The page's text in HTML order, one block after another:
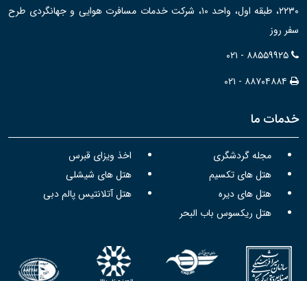
۲۲۳۰، طبقه اول، واحد ۱۰، شرکت خدمات مسافرت هوایی و جهانگردی طرح
سفر روز
۰۲۱ - ۸۸۵۵۹۹۲۵
۰۲۱ - ۸۸۷۰۴۸۸۴
خدمات ما
مجله گردشگری
اخذ ویزای قبرس
هتل های تکسیم
هتل های شیشلی
هتل های دیره
هتل آتلانتیس پالم دبی
هتل ریکسوس باب البحر